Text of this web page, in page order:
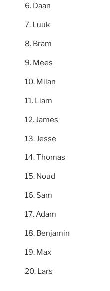
Daan
Luuk
Bram
Mees
Milan
Liam
James
Jesse
Thomas
Noud
Sam
Adam
Benjamin
Max
Lars